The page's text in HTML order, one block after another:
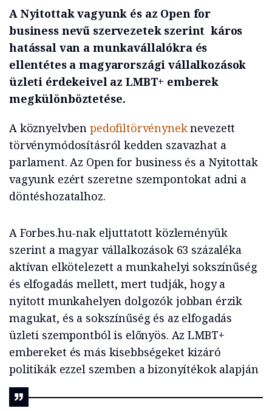
A Nyitottak vagyunk és az Open for
business nevű szervezetek szerint káros
hatással van a munkavállalókra és
ellentétes a magyarországi vállalkozások
üzleti érdekeivel az LMBT+ emberek
megkülönböztetése.
A köznyelvben pedofiltörvényneknevezett
törvénymódosításról kedden szavazhat a
parlament. Az Open for business és a Nyitottak
vagyunk ezért szeretne szempontokat adni a
döntéshozatalhoz.
A Forbes.hu-nak eljuttatott közleményük
szerint a magyar vállalkozások 63 százaléka
aktívan elkötelezett a munkahelyi sokszínűség
és elfogadás mellett, mert tudják, hogy a
nyitott munkahelyen dolgozók jobban érzik
magukat, és a sokszínűség és az elfogadás
üzleti szempontból is előnyös. Az LMBT+
embereket és más kisebbségeket kizáró
politikák ezzel szemben a bizonyítékok alapján